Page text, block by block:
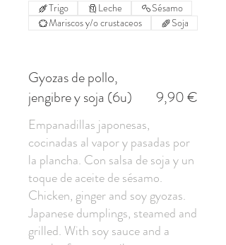
Trigo Leche
Sésamo
Mariscos y/o crustaceos
Soja
Gyozas de pollo,
jengibre y soja (6u)
Empanadillas japonesas,
cocinadas al vapor y pasadas por
la plancha. Con salsa de soja y un
toque de aceite de sésamo.
Chicken, ginger and soy gyozas.
Japanese dumplings, steamed and
grilled. With soy sauce and a
9,90 €